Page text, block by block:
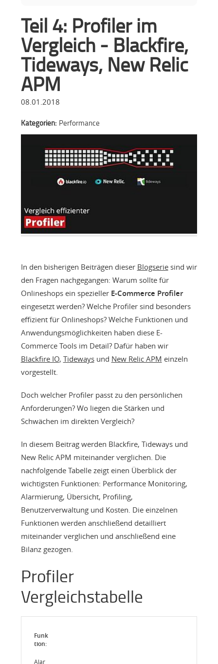
Teil 4: Profiler im
Vergleich - Blackfire,
Tideways, New Relic
APM
08.01.2018
Kategorien: Performance
In den bisherigen Beiträgen dieser Blogseriesind wir
den Fragen nachgegangen: Warum sollte für
Onlineshops ein spezieller E-Commerce Profiler
eingesetzt werden? Welche Profiler sind besonders
effizient für Onlineshops? Welche Funktionen und
Anwendungsmöglichkeiten haben diese E-
Commerce Tools im Detail? Dafür haben wir
Blackfire IO, Tidewaysund New Relic APM einzeln
vorgestellt.
Doch welcher Profiler passt zu den persönlichen
Anforderungen? Wo liegen die Stärken und
Schwächen im direkten Vergleich?
In diesem Beitrag werden Blackfire, Tideways und
New Relic APM miteinander verglichen. Die
nachfolgende Tabelle zeigt einen Überblick der
wichtigsten Funktionen: Performance Monitoring,
Alarmierung, Übersicht, Profiling,
Benutzerverwaltung und Kosten. Die einzelnen
Funktionen werden anschließend detailliert
miteinander verglichen und anschließend eine
Bilanz gezogen.
Profiler
Vergleichstabelle
Alar